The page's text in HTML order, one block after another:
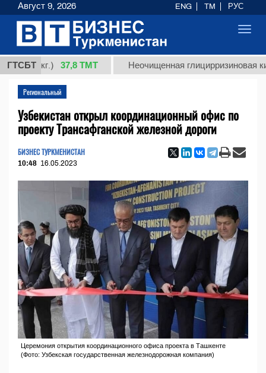
ГТСБТ
(кг.) 37,8 ТМТ Неочищенная глицирризиновая кислота
Региональный
Узбекистан открыл координационный офис по
проекту Трансафганской железной дороги
БИЗНЕС ТУРКМЕНИСТАН
10:48 16.05.2023
Церемония открытия координационного офиса проекта в Ташкенте
(Фото: Узбекская государственная железнодорожная компания)
Август 9, 2026 ENG TM РУС